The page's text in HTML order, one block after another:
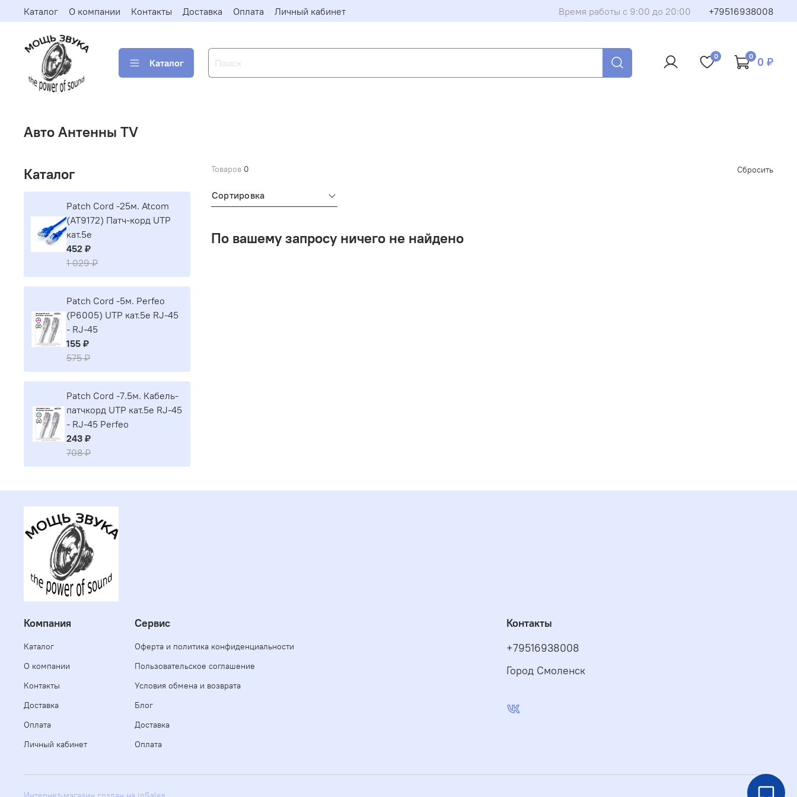
Каталог О компании Контакты Доставка Оплата Личный кабинет Время работы с 9:00 до 20:00 +79516938008
Каталог
0 0 0 ₽
Авто Антенны TV
Товаров 0 Сбросить
Сортировка
По вашему запросу ничего не найдено
Каталог
Patch Cord -25м. Atcom
(AT9172) Патч-корд UTP
кат.5е
452 ₽
1 029 ₽
Patch Cord -5м. Perfeo
(P6005) UTP кат.5е RJ-45
- RJ-45
155 ₽
575 ₽
Patch Cord -7.5м. Кабель-
патчкорд UTP кат.5е RJ-45
- RJ-45 Perfeo
243 ₽
708 ₽
Компания
Каталог
О компании
Контакты
Доставка
Оплата
Личный кабинет
Сервис
Оферта и политика конфиденциальности
Пользовательское соглашение
Условия обмена и возврата
Блог
Доставка
Оплата
Контакты
+79516938008
Город Смоленск